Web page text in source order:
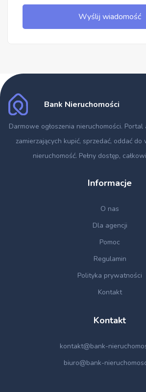
Wyślij wiadomość
Bank Nieruchomości
Darmowe ogłoszenia nieruchomości. Portal
zamierzających kupić, sprzedać, oddać
nieruchomość. Pełny dostęp,
Informacje
O nas
Dla agencji
Pomoc
Regulamin
Polityka prywatności
Kontakt
Kontakt
kontakt@bank-
biuro@bank-